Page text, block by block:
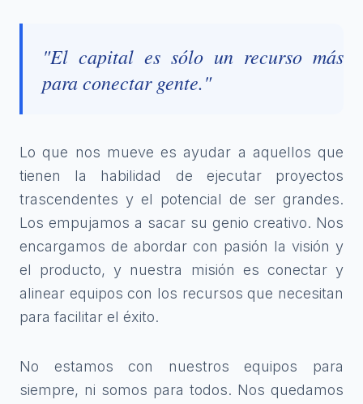
"El capital es sólo un recurso más
para conectar gente."
Lo que nos mueve es ayudar a aquellos que
tienen la habilidad de ejecutar proyectos
trascendentes y el potencial de ser grandes.
Los empujamos a sacar su genio creativo. Nos
encargamos de abordar con pasión la visión y
el producto, y nuestra misión es conectar y
alinear equipos con los recursos que necesitan
para facilitar el éxito.
No estamos con nuestros equipos para
siempre, ni somos para todos. Nos quedamos